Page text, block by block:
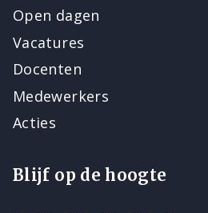
Open dagen
Vacatures
Docenten
Medewerkers
Acties
Blijf op de hoogte